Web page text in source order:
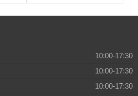
10:00-17:30
10:00-17:30
10:00-17:30